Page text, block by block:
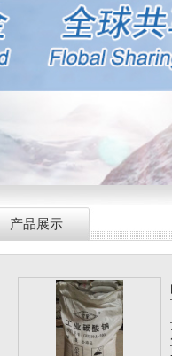
产品展示